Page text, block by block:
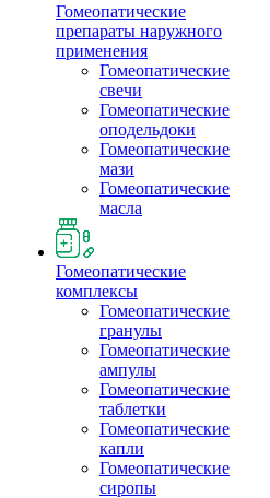
Гомеопатические
препараты наружного
применения
Гомеопатические
свечи
Гомеопатические
оподельдоки
Гомеопатические
мази
Гомеопатические
масла
Гомеопатические
комплексы
Гомеопатические
гранулы
Гомеопатические
ампулы
Гомеопатические
таблетки
Гомеопатические
капли
Гомеопатические
сиропы